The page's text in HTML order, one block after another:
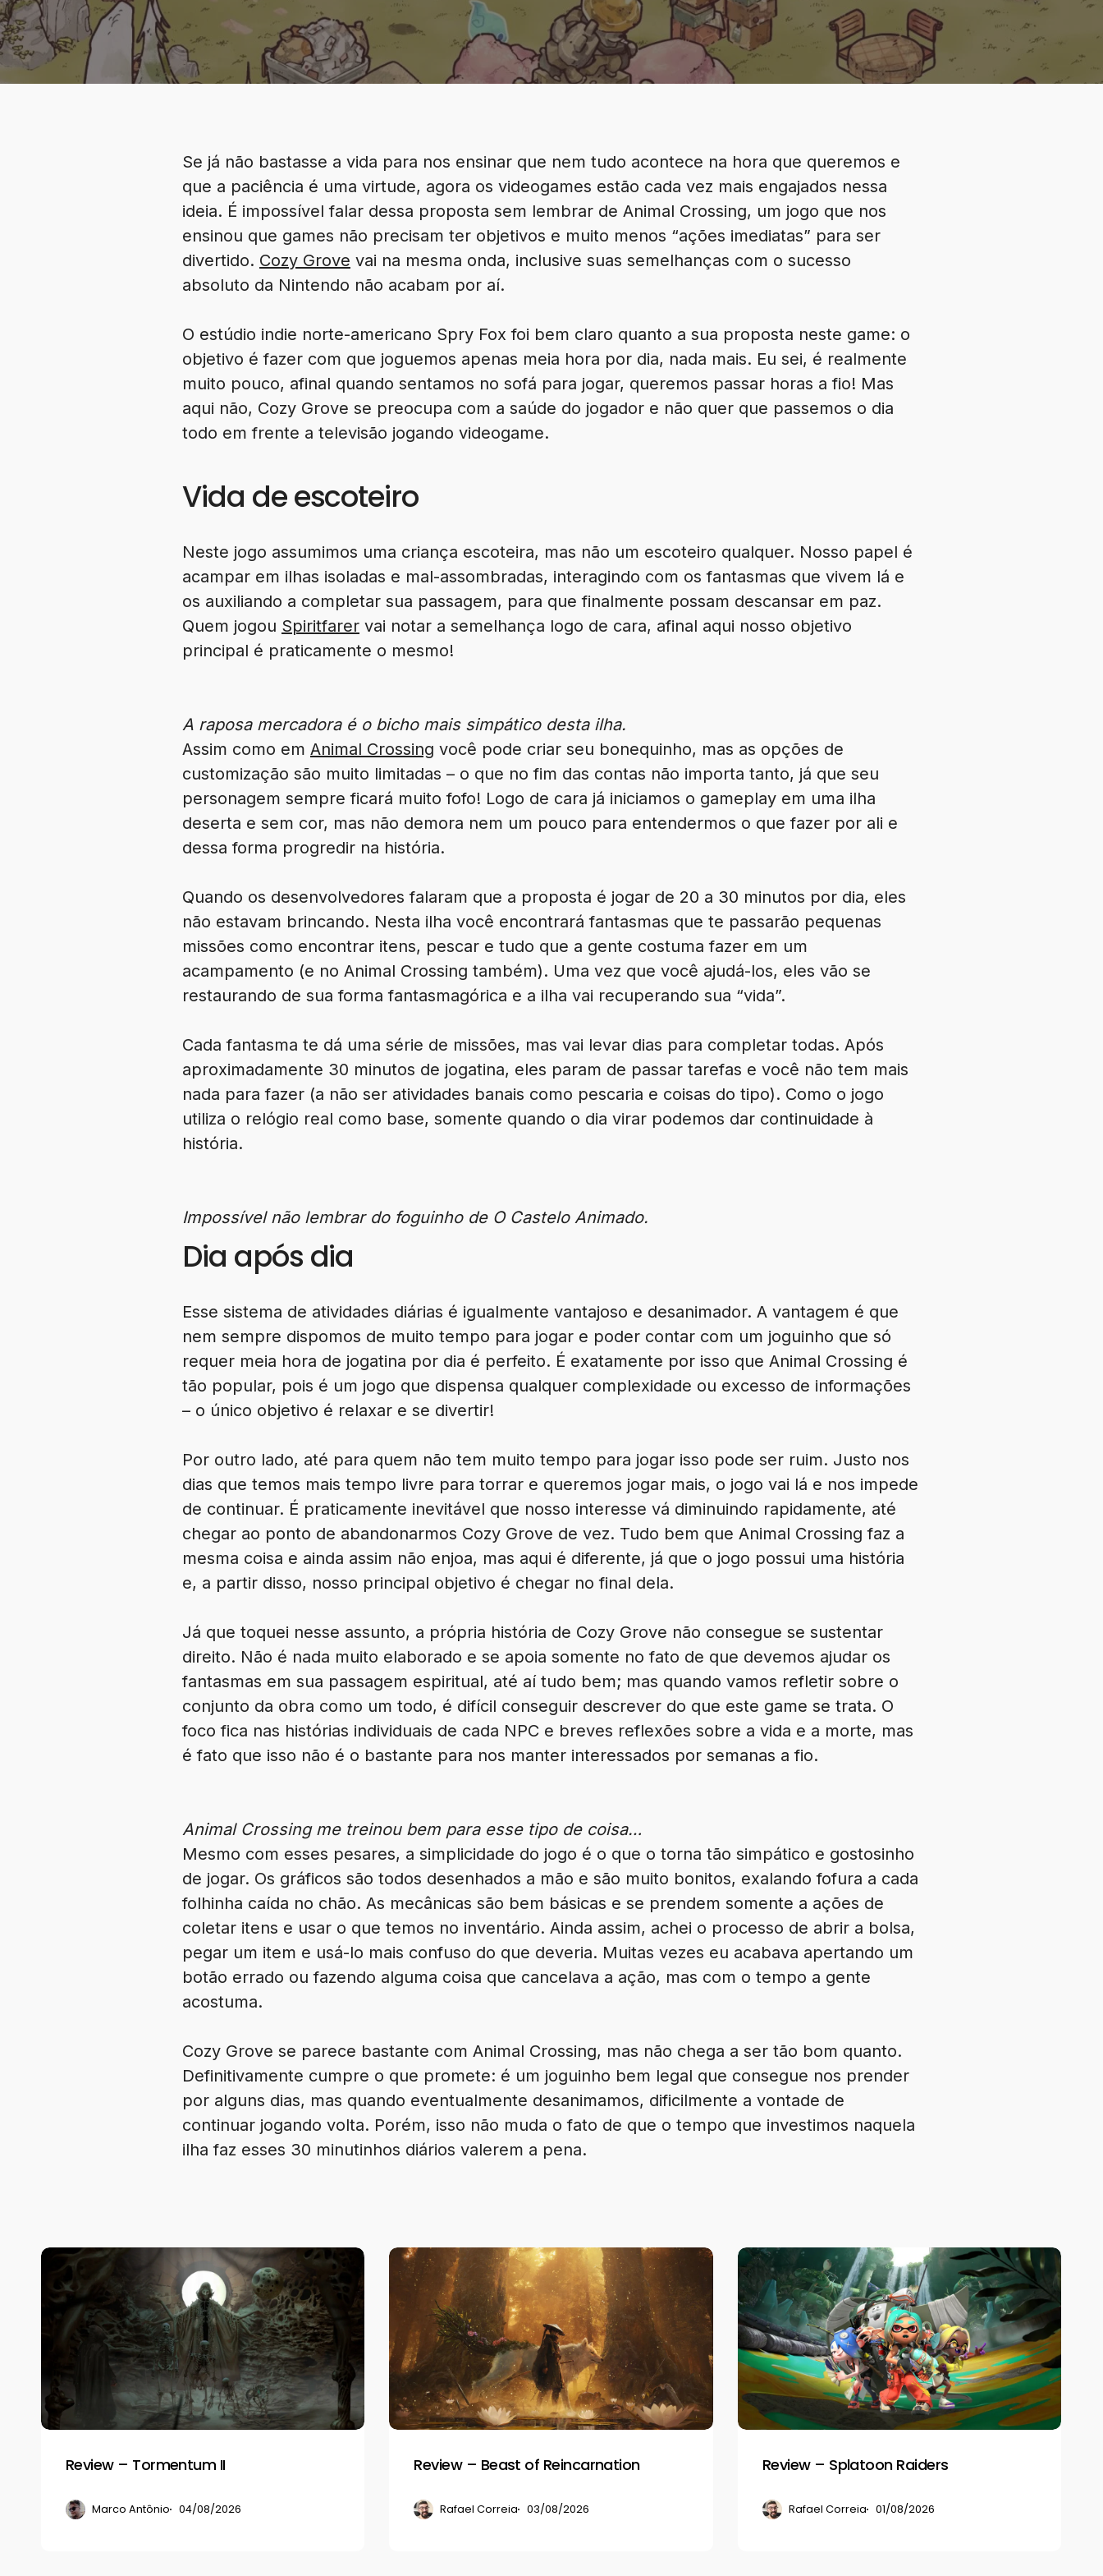
Se já não bastasse a vida para nos ensinar que nem tudo acontece na hora que queremos e
que a paciência é uma virtude, agora os videogames estão cada vez mais engajados nessa
ideia. É impossível falar dessa proposta sem lembrar de Animal Crossing, um jogo que nos
ensinou que games não precisam ter objetivos e muito menos “ações imediatas” para ser
divertido. Cozy Grove vai na mesma onda, inclusive suas semelhanças com o sucesso
absoluto da Nintendo não acabam por aí.
O estúdio indie norte-americano Spry Fox foi bem claro quanto a sua proposta neste game: o
objetivo é fazer com que joguemos apenas meia hora por dia, nada mais. Eu sei, é realmente
muito pouco, afinal quando sentamos no sofá para jogar, queremos passar horas a fio! Mas
aqui não, Cozy Grove se preocupa com a saúde do jogador e não quer que passemos o dia
todo em frente a televisão jogando videogame.
Vida de escoteiro
Neste jogo assumimos uma criança escoteira, mas não um escoteiro qualquer. Nosso papel é
acampar em ilhas isoladas e mal-assombradas, interagindo com os fantasmas que vivem lá e
os auxiliando a completar sua passagem, para que finalmente possam descansar em paz.
Quem jogou Spiritfarer vai notar a semelhança logo de cara, afinal aqui nosso objetivo
principal é praticamente o mesmo!
A raposa mercadora é o bicho mais simpático desta ilha.
Assim como em Animal Crossing você pode criar seu bonequinho, mas as opções de
customização são muito limitadas – o que no fim das contas não importa tanto, já que seu
personagem sempre ficará muito fofo! Logo de cara já iniciamos o gameplay em uma ilha
deserta e sem cor, mas não demora nem um pouco para entendermos o que fazer por ali e
dessa forma progredir na história.
Quando os desenvolvedores falaram que a proposta é jogar de 20 a 30 minutos por dia, eles
não estavam brincando. Nesta ilha você encontrará fantasmas que te passarão pequenas
missões como encontrar itens, pescar e tudo que a gente costuma fazer em um
acampamento (e no Animal Crossing também). Uma vez que você ajudá-los, eles vão se
restaurando de sua forma fantasmagórica e a ilha vai recuperando sua “vida”.
Cada fantasma te dá uma série de missões, mas vai levar dias para completar todas. Após
aproximadamente 30 minutos de jogatina, eles param de passar tarefas e você não tem mais
nada para fazer (a não ser atividades banais como pescaria e coisas do tipo). Como o jogo
utiliza o relógio real como base, somente quando o dia virar podemos dar continuidade à
história.
Impossível não lembrar do foguinho de O Castelo Animado.
Dia após dia
Esse sistema de atividades diárias é igualmente vantajoso e desanimador. A vantagem é que
nem sempre dispomos de muito tempo para jogar e poder contar com um joguinho que só
requer meia hora de jogatina por dia é perfeito. É exatamente por isso que Animal Crossing é
tão popular, pois é um jogo que dispensa qualquer complexidade ou excesso de informações
– o único objetivo é relaxar e se divertir!
Por outro lado, até para quem não tem muito tempo para jogar isso pode ser ruim. Justo nos
dias que temos mais tempo livre para torrar e queremos jogar mais, o jogo vai lá e nos impede
de continuar. É praticamente inevitável que nosso interesse vá diminuindo rapidamente, até
chegar ao ponto de abandonarmos Cozy Grove de vez. Tudo bem que Animal Crossing faz a
mesma coisa e ainda assim não enjoa, mas aqui é diferente, já que o jogo possui uma história
e, a partir disso, nosso principal objetivo é chegar no final dela.
Já que toquei nesse assunto, a própria história de Cozy Grove não consegue se sustentar
direito. Não é nada muito elaborado e se apoia somente no fato de que devemos ajudar os
fantasmas em sua passagem espiritual, até aí tudo bem; mas quando vamos refletir sobre o
conjunto da obra como um todo, é difícil conseguir descrever do que este game se trata. O
foco fica nas histórias individuais de cada NPC e breves reflexões sobre a vida e a morte, mas
é fato que isso não é o bastante para nos manter interessados por semanas a fio.
Animal Crossing me treinou bem para esse tipo de coisa…
Mesmo com esses pesares, a simplicidade do jogo é o que o torna tão simpático e gostosinho
de jogar. Os gráficos são todos desenhados a mão e são muito bonitos, exalando fofura a cada
folhinha caída no chão. As mecânicas são bem básicas e se prendem somente a ações de
coletar itens e usar o que temos no inventário. Ainda assim, achei o processo de abrir a bolsa,
pegar um item e usá-lo mais confuso do que deveria. Muitas vezes eu acabava apertando um
botão errado ou fazendo alguma coisa que cancelava a ação, mas com o tempo a gente
acostuma.
Cozy Grove se parece bastante com Animal Crossing, mas não chega a ser tão bom quanto.
Definitivamente cumpre o que promete: é um joguinho bem legal que consegue nos prender
por alguns dias, mas quando eventualmente desanimamos, dificilmente a vontade de
continuar jogando volta. Porém, isso não muda o fato de que o tempo que investimos naquela
ilha faz esses 30 minutinhos diários valerem a pena.
Review
Tormentum
Review – Tormentum II
Marco Antônio 04/08/2026
Review
Beast
of
Reincarnation
Review – Beast of Reincarnation
Rafael Correia 03/08/2026
Review
–
Splatoon
Raiders
Review – Splatoon Raiders
Rafael Correia 01/08/2026